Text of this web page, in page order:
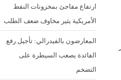
ارتفاع مفاجئ بمخزونات النفط
الأمريكية يثير مخاوف ضعف الطلب
المعارضون بالفيدرالي: تأجيل رفع
الفائدة يصعب السيطرة على
التضخم